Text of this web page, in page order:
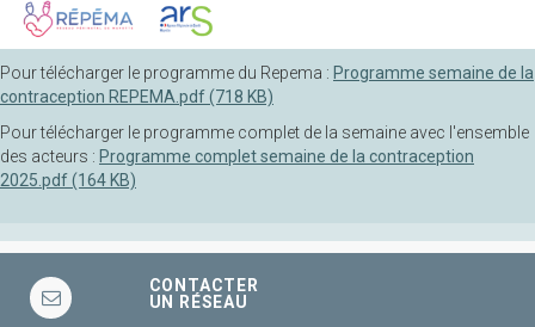
Pour télécharger le programme du Repema : Programme semaine de la
contraception REPEMA.pdf (718 KB)
Pour télécharger le programme complet de la semaine avec l'ensemble
des acteurs : Programme complet semaine de la contraception
2025.pdf (164 KB)
CONTACTER
UN RÉSEAU